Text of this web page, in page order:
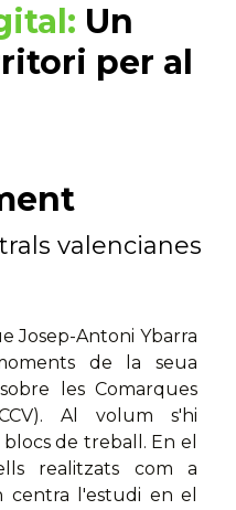
Un
per al
valencianes
Josep-Antoni Ybarra
de la seua
les Comarques
Al volum s'hi
de treball. En el
realitzats com a
centra l'estudi en el